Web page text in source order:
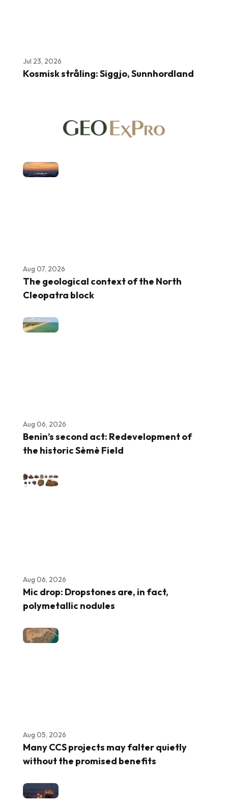
Jul 23, 2026
Kosmisk stråling: Siggjo, Sunnhordland
Aug 07, 2026
The geological context of the North
Cleopatra block
Aug 06, 2026
Benin’s second act: Redevelopment of
the historic Sèmè Field
Aug 06, 2026
Mic drop: Dropstones are, in fact,
polymetallic nodules
Aug 05, 2026
Many CCS projects may falter quietly
without the promised benefits